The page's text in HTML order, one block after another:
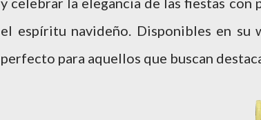
el espíritu navideño. Disponibles en su
perfecto para aquellos que buscan